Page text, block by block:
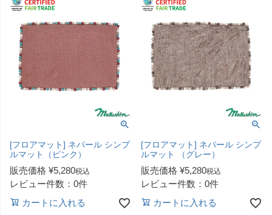
[フロアマット] ネパール シンプ
ルマット（ピンク）
販売価格 ¥5,280税込
レビュー件数：0件
カートに入れる
[フロアマット] ネパール シンプ
ルマット （グレー）
販売価格 ¥5,280税込
レビュー件数：0件
カートに入れる